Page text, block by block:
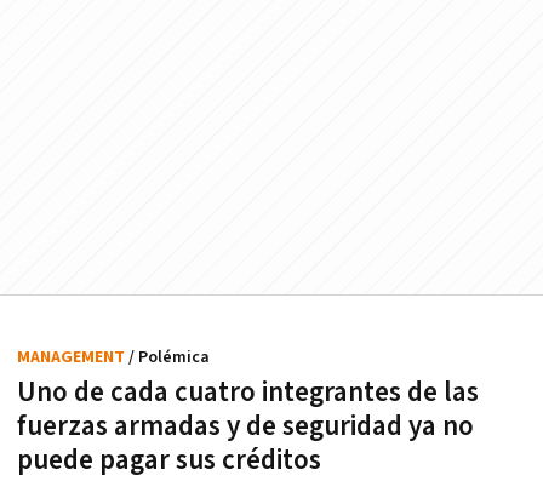
Uno de cada cuatro integrantes de las
fuerzas armadas y de seguridad ya no
puede pagar sus créditos
MANAGEMENT / Polémica